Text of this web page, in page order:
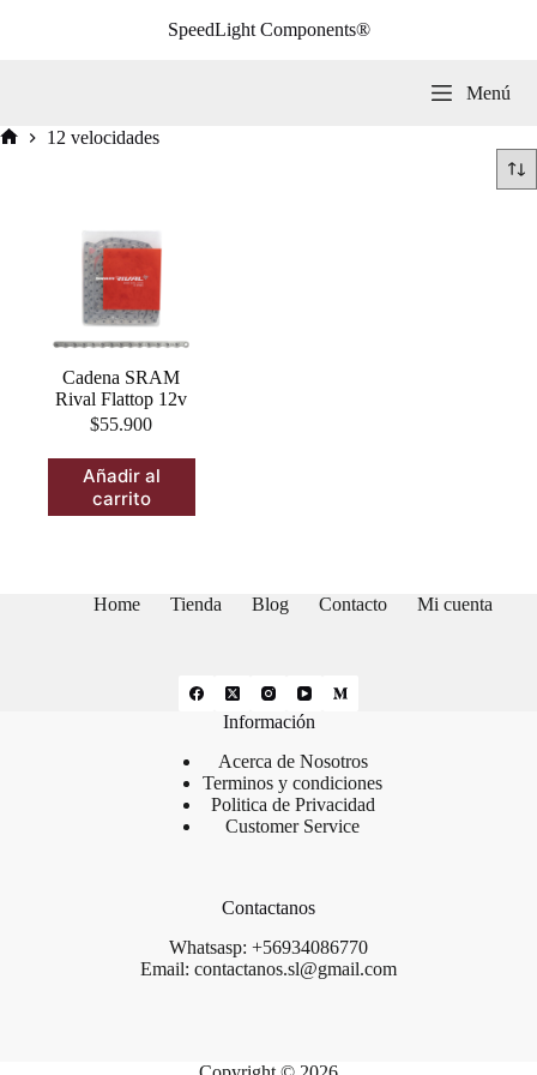
SpeedLight Components®
Menú
12 velocidades
Cadena SRAM
Rival Flattop 12v
$55.900
Añadir al
carrito
Home Tienda Blog Contacto Mi cuenta
Información
Acerca de Nosotros
Terminos y condiciones
Politica de Privacidad
Customer Service
Contactanos
Whatsasp: +56934086770
Email: contactanos.sl@gmail.com